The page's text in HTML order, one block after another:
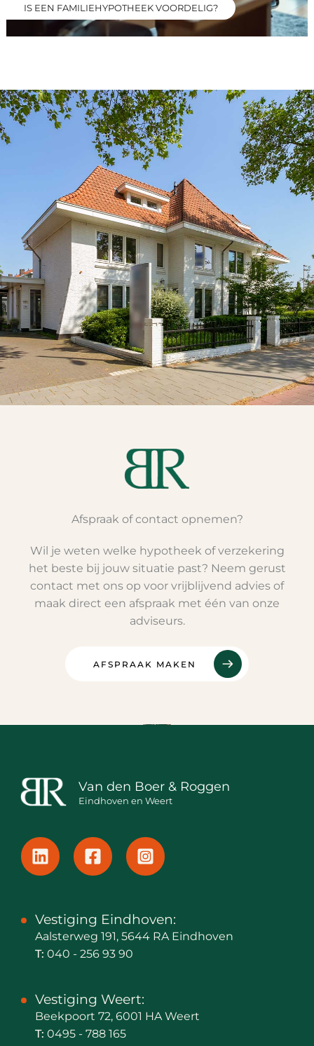
IS EEN FAMILIEHYPOTHEEK VOORDELIG?
Afspraak of contact opnemen?
Wil je weten welke hypotheek of verzekering
het beste bij jouw situatie past? Neem gerust
contact met ons op voor vrijblijvend advies of
maak direct een afspraak met één van onze
adviseurs.
AFSPRAAK MAKEN
Van den Boer & Roggen
Eindhoven en Weert
Vestiging Eindhoven:
Aalsterweg 191, 5644 RA Eindhoven
T: 040 - 256 93 90
Vestiging Weert:
Beekpoort 72, 6001 HA Weert
T: 0495 - 788 165